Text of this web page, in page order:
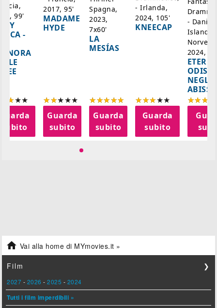
99'
-
subito
2017, 95'
MADAME
HYDE
Guarda
subito
Spagna,
2023,
7x60'
LA
MESÍAS
Guarda
subito
- Irlanda,
2024, 105'
KNEECAP
Guarda
subito
-
Islanda,
2024,
NEGLI
ABISSI
 Vai alla home di MYmovies.it »
Film ❯
2027 - 2026 -2025 - 2024
Tutti i film imperdibili »